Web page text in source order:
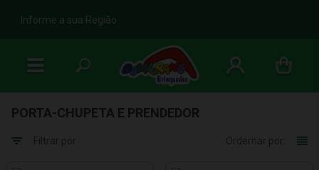
b
Informe a sua Região
PORTA-CHUPETA E PRENDEDOR